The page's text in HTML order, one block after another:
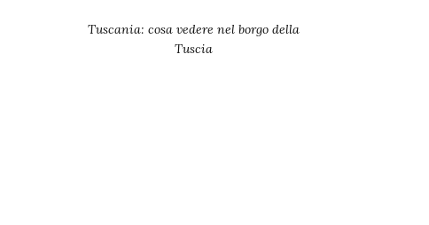
Tuscania: cosa vedere nel borgo della
Tuscia